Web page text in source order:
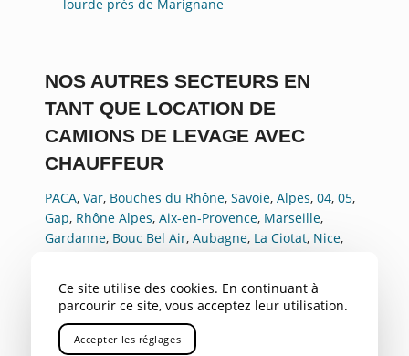
lourde près de Marignane
NOS AUTRES SECTEURS EN
TANT QUE LOCATION DE
CAMIONS DE LEVAGE AVEC
CHAUFFEUR
PACA, Var, Bouches du Rhône, Savoie, Alpes, 04, 05,
Gap, Rhône Alpes, Aix-en-Provence, Marseille,
Gardanne, Bouc Bel Air, Aubagne, La Ciotat, Nice,
Ce site utilise des cookies. En continuant à
parcourir ce site, vous acceptez leur utilisation.
Accepter les réglages